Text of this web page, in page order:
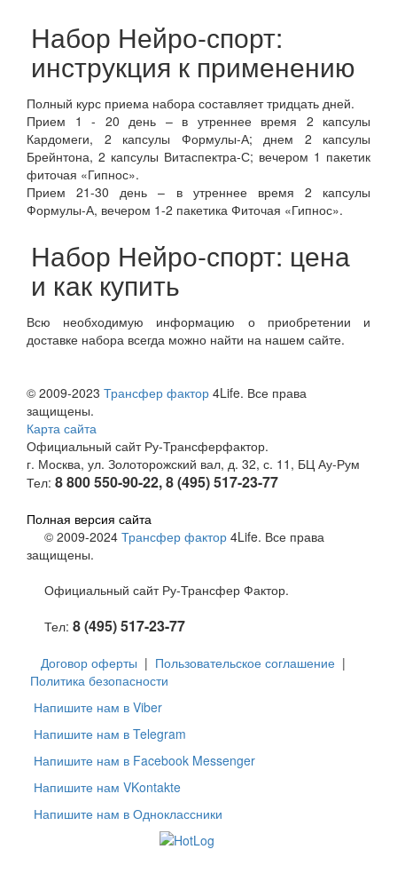
Набор Нейро-спорт:
инструкция к применению
Полный курс приема набора составляет тридцать дней.
Прием 1 - 20 день – в утреннее время 2 капсулы
Кардомеги, 2 капсулы Формулы-А; днем 2 капсулы
Брейнтона, 2 капсулы Витаспектра-С; вечером 1 пакетик
фиточая «Гипнос».
Прием 21-30 день – в утреннее время 2 капсулы
Формулы-А, вечером 1-2 пакетика Фиточая «Гипнос».
Набор Нейро-спорт: цена
и как купить
Всю необходимую информацию о приобретении и
доставке набора всегда можно найти на нашем сайте.
© 2009-2023 Трансфер фактор 4Life. Все права
защищены.
Карта сайта
Официальный сайт Ру-Трансферфактор.
г. Москва, ул. Золоторожский вал, д. 32, с. 11, БЦ Ау-Рум
Тел: 8 800 550-90-22, 8 (495) 517-23-77
Полная версия сайта
© 2009-2024 Трансфер фактор 4Life. Все права
защищены.
Официальный сайт Ру-Трансфер Фактор.
Тел: 8 (495) 517-23-77
Договор оферты | Пользовательское соглашение |
Политика безопасности
Напишите нам в Viber
Напишите нам в Telegram
Напишите нам в Facebook Messenger
Напишите нам VKontakte
Напишите нам в Одноклассники